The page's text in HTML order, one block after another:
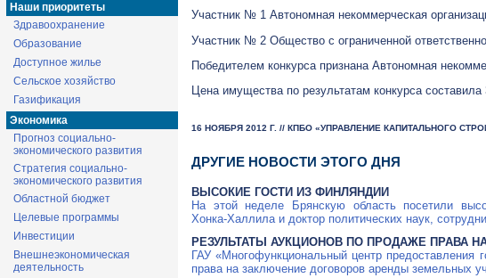
Наши приоритеты
Здравоохранение
Образование
Доступное жилье
Сельское хозяйство
Газификация
Экономика
Прогноз социально-
экономического развития
Стратегия социально-
экономического развития
Областной бюджет
Целевые программы
Инвестиции
Внешнеэкономическая
деятельность
Участник № 1 Автономная некоммерческая
Участник № 2 Общество с ограниченной
Победителем конкурса признана Автономная
Цена имущества по результатам конкурса
16 НОЯБРЯ 2012 Г. // КПБО «УПРАВЛЕНИЕ КАПИТАЛЬНОГО
ДРУГИЕ НОВОСТИ ЭТОГО ДНЯ
ВЫСОКИЕ ГОСТИ ИЗ ФИНЛЯНДИИ
На этой неделе Брянскую область посетили
Хонка-Халлила и доктор политических наук,
РЕЗУЛЬТАТЫ АУКЦИОНОВ ПО ПРОДАЖЕ ПРАВА
ГАУ «Многофункциональный центр предоставления
права на заключение договоров аренды земельных